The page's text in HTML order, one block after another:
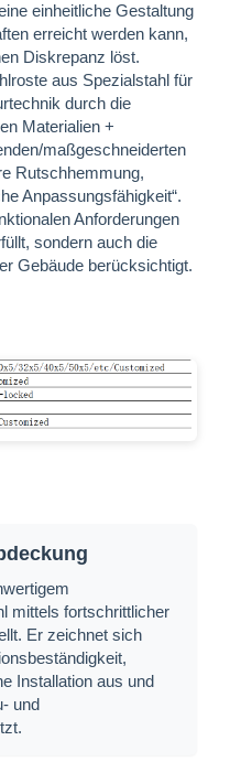
einheitliche Gestaltung
erreicht werden kann,
Diskrepanz löst.
aus Spezialstahl für
durch die
Materialien +
maßgeschneiderten
Rutschhemmung,
Anpassungsfähigkeit“.
Anforderungen
sondern auch die
Gebäude berücksichtigt.
mittels fortschrittlicher
Er zeichnet sich
Installation aus und
und